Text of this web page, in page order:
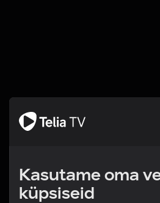
Kasutame oma
küpsiseid